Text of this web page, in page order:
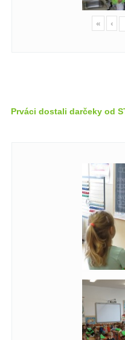
« ‹
Prváci dostali darčeky od